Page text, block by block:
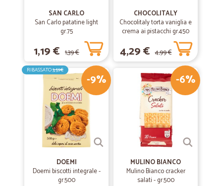
SAN CARLO
San Carlo patatine light
gr.75
1,19 € 1,39 €
CHOCOLITALY
Chocolitaly torta vaniglia e
crema ai pistacchi gr.450
4,29 € 4,99 €
-9%
RIBASSATO3,59€
DOEMI
Doemi biscotti integrale -
gr.500
-6%
MULINO BIANCO
Mulino Bianco cracker
salati - gr.500